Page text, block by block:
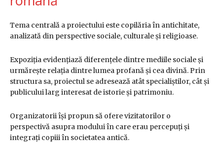
Tema centrală a proiectului este copilăria în antichitate,
analizată din perspective sociale, culturale și religioase.
Expoziția evidențiază diferențele dintre mediile sociale și
urmărește relația dintre lumea profană și cea divină. Prin
structura sa, proiectul se adresează atât specialiștilor, cât și
publicului larg interesat de istorie și patrimoniu.
Organizatorii își propun să ofere vizitatorilor o
perspectivă asupra modului în care erau percepuți și
integrați copiii în societatea antică.